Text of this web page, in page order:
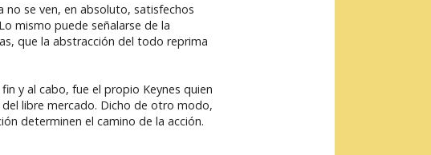
no se ven, en absoluto, satisfechos
mismo puede señalarse de la
que la abstracción del todo reprima
y al cabo, fue el propio Keynes quien
libre mercado. Dicho de otro modo,
determinen el camino de la acción.